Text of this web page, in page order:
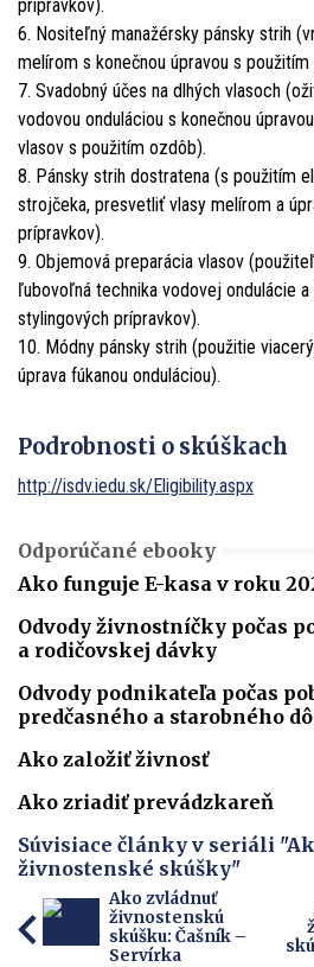
prípravkov).
6. Nositeľný manažérsky pánsky strih
melírom s konečnou úpravou s
7. Svadobný účes na dlhých vlasoch
vodovou onduláciou s konečnou
vlasov s použitím ozdôb).
8. Pánsky strih dostratena (s použitím
strojčeka, presvetliť vlasy melírom a
prípravkov).
9. Objemová preparácia vlasov
ľubovoľná technika vodovej ondulácie
stylingových prípravkov).
10. Módny pánsky strih (použitie
úprava fúkanou onduláciou).
Podrobnosti o skúškach
http://isdv.iedu.sk/Eligibility.aspx
Odporúčané ebooky
Ako funguje E-kasa v roku
Odvody živnostníčky počas
a rodičovskej dávky
Odvody podnikateľa počas
predčasného a starobného
Ako založiť živnosť
Ako zriadiť prevádzkareň
Súvisiace články v seriáli
živnostenské skúšky"
Ako zvládnuť
živnostenskú
skúšku: Čašník –
Servírka